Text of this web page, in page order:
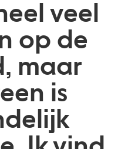
veel
op de
maar
is